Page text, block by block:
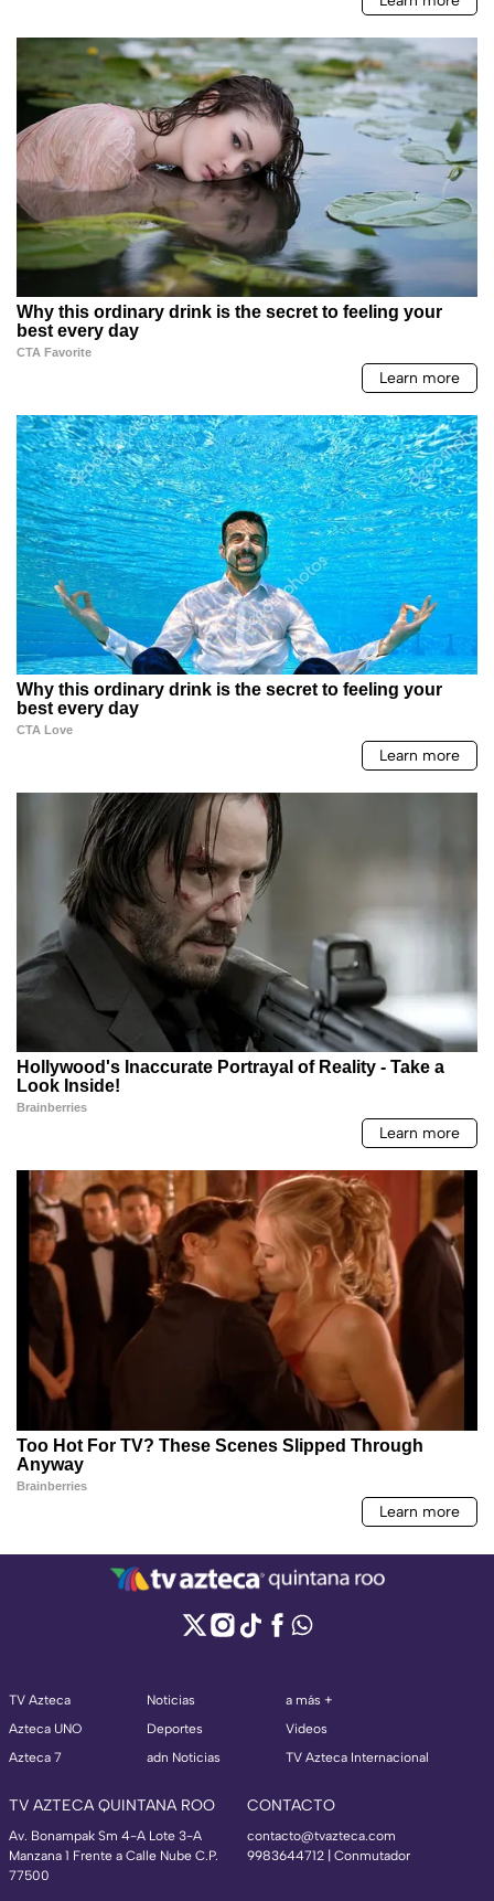
TV Azteca
Azteca UNO
Azteca 7
Noticias
Deportes
adn Noticias
a más +
Videos
TV Azteca Internacional
TV AZTECA QUINTANA ROO
Av. Bonampak Sm 4-A Lote 3-A
Manzana 1 Frente a Calle Nube C.P.
77500
CONTACTO
contacto@tvazteca.com
9983644712 | Conmutador